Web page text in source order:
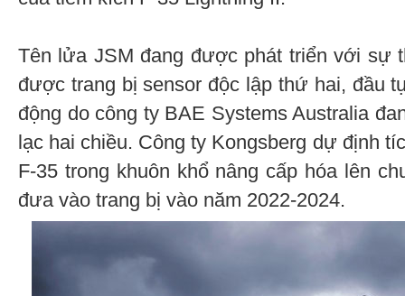
Tên lửa JSM đang được phát triển với sự
được trang bị sensor độc lập thứ hai, đầu
động do công ty BAE Systems Australia
lạc hai chiều. Công ty Kongsberg dự định
F-35 trong khuôn khổ nâng cấp hóa lên
đưa vào trang bị vào năm 2022-2024.